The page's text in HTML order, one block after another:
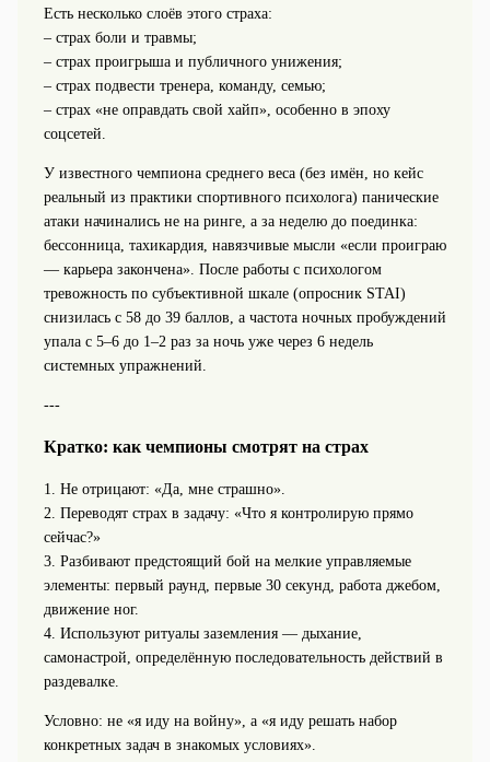
Есть несколько слоёв этого страха:
– страх боли и травмы;
– страх проигрыша и публичного унижения;
– страх подвести тренера, команду, семью;
– страх «не оправдать свой хайп», особенно в эпоху
соцсетей.
У известного чемпиона среднего веса (без имён, но кейс
реальный из практики спортивного психолога) панические
атаки начинались не на ринге, а за неделю до поединка:
бессонница, тахикардия, навязчивые мысли «если проиграю
— карьера закончена». После работы с психологом
тревожность по субъективной шкале (опросник STAI)
снизилась с 58 до 39 баллов, а частота ночных пробуждений
упала с 5–6 до 1–2 раз за ночь уже через 6 недель
системных упражнений.
---
Кратко: как чемпионы смотрят на страх
1. Не отрицают: «Да, мне страшно».
2. Переводят страх в задачу: «Что я контролирую прямо
сейчас?»
3. Разбивают предстоящий бой на мелкие управляемые
элементы: первый раунд, первые 30 секунд, работа джебом,
движение ног.
4. Используют ритуалы заземления — дыхание,
самонастрой, определённую последовательность действий в
раздевалке.
Условно: не «я иду на войну», а «я иду решать набор
конкретных задач в знакомых условиях».